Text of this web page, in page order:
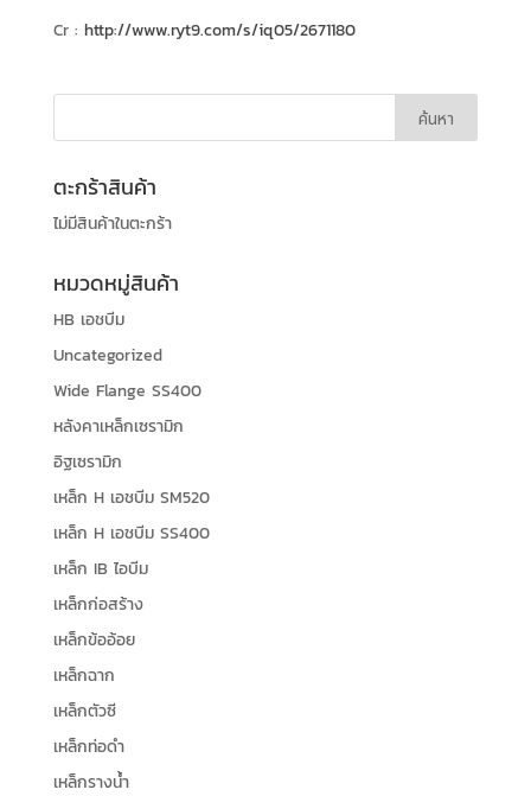
Cr : http://www.ryt9.com/s/iq05/2671180
ตะกร้าสินค้า
ไม่มีสินค้าในตะกร้า
หมวดหมู่สินค้า
HB เอชบีม
Uncategorized
Wide Flange SS400
หลังคาเหล็กเซรามิก
อิฐเซรามิก
เหล็ก H เอชบีม SM520
เหล็ก H เอชบีม SS400
เหล็ก IB ไอบีม
เหล็กก่อสร้าง
เหล็กข้ออ้อย
เหล็กฉาก
เหล็กตัวซี
เหล็กท่อดำ
เหล็กรางน้ำ